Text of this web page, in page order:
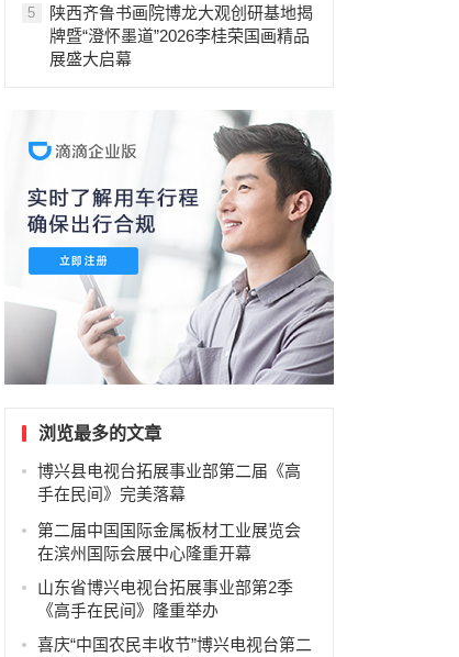
5
陕西齐鲁书画院博龙大观创研基地揭
牌暨“澄怀墨道”2026李桂荣国画精品
展盛大启幕
浏览最多的文章
博兴县电视台拓展事业部第二届《高
手在民间》完美落幕
第二届中国国际金属板材工业展览会
在滨州国际会展中心隆重开幕
山东省博兴电视台拓展事业部第2季
《高手在民间》隆重举办
喜庆“中国农民丰收节”博兴电视台第二